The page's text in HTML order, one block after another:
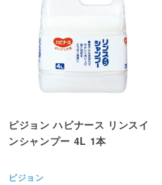
ピジョン ハビナース リンスイ
ンシャンプー 4L 1本
ピジョン